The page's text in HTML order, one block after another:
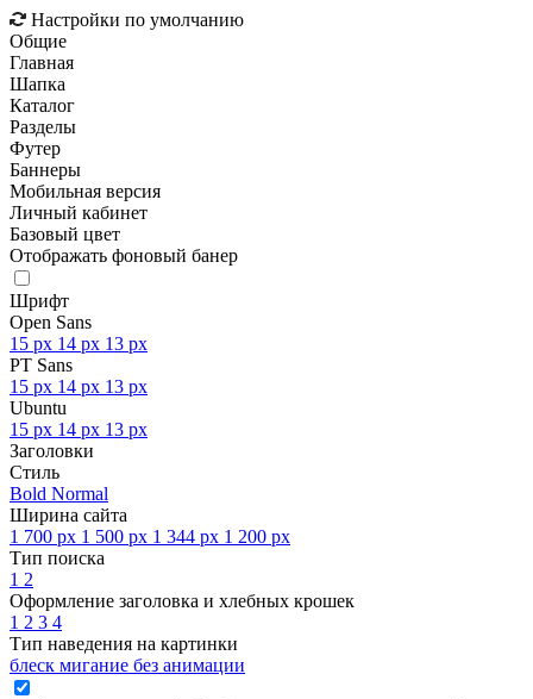
Настройки по умолчанию
Общие
Главная
Шапка
Каталог
Разделы
Футер
Баннеры
Мобильная версия
Личный кабинет
Базовый цвет
Отображать фоновый банер
Шрифт
Open Sans
15 px 14 px 13 px
PT Sans
15 px 14 px 13 px
Ubuntu
15 px 14 px 13 px
Заголовки
Стиль
Bold Normal
Ширина сайта
1 700 px 1 500 px 1 344 px 1 200 px
Тип поиска
1 2
Оформление заголовка и хлебных крошек
1 2 3 4
Тип наведения на картинки
блеск мигание без анимации